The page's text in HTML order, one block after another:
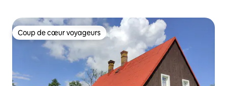
Coup de cœur voyageurs
Coup de cœur voyageurs